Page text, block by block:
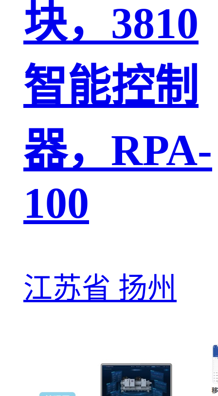
块，3810
智能控制
器，RPA-
100
江苏省 扬州